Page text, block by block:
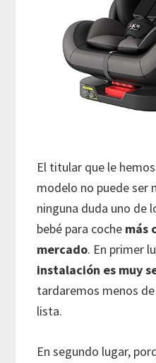
El titular que le
modelo no puede ser
ninguna duda uno de
bebé para coche más
mercado. En primer
instalación es muy
tardaremos menos
lista.
En segundo lugar,